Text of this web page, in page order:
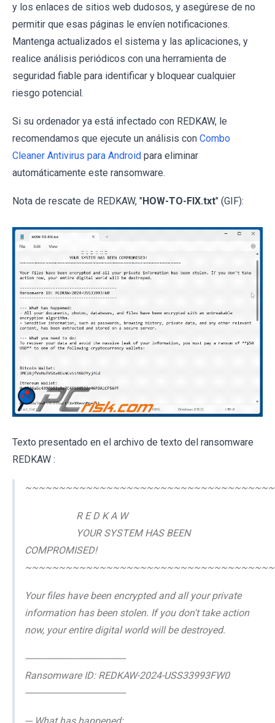
y los enlaces de sitios web dudosos, y asegúrese de no
permitir que esas páginas le envíen notificaciones.
Mantenga actualizados el sistema y las aplicaciones, y
realice análisis periódicos con una herramienta de
seguridad fiable para identificar y bloquear cualquier
riesgo potencial.
Si su ordenador ya está infectado con REDKAW, le
recomendamos que ejecute un análisis con Combo
Cleaner Antivirus para Android para eliminar
automáticamente este ransomware.
Nota de rescate de REDKAW, "HOW-TO-FIX.txt" (GIF):
Texto presentado en el archivo de texto del ransomware
REDKAW :
R E D K A W
YOUR SYSTEM HAS BEEN
COMPROMISED!
Your files have been encrypted and all your private
information has been stolen. If you don't take action
now, your entire digital world will be destroyed.
-----------------------------------------
Ransomware ID: REDKAW-2024-USS33993FW0
-----------------------------------------